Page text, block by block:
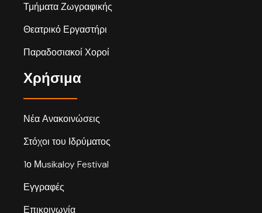
Τμήματα Ζωγραφικής
Θεατρικό Εργαστήρι
Παραδοσιακοί Χοροί
Χρήσιμα
Νέα Ανακοινώσεις
Στόχοι του Ιδρύματος
1ο Μusikaloy Festival
Εγγραφές
Επικοινωνία